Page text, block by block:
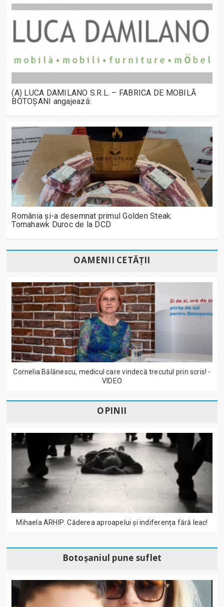
(A) LUCA DAMILANO S.R.L. – FABRICA DE MOBILĂ
BOTOȘANI angajează:
România și-a desemnat primul Golden Steak:
Tomahawk Duroc de la DCD
OAMENII CETĂȚII
Cornelia Bălănescu, medicul care vindecă trecutul prin scris! -
VIDEO
OPINII
Mihaela ARHIP: Căderea aproapelui și indiferența fără leac!
Botoșaniul pune suflet